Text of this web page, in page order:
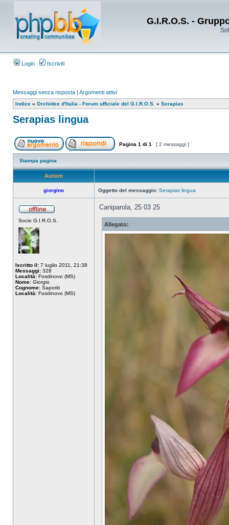
G.I.R.O.S. -
Login Iscriviti
Messaggi senza risposta | Argomenti attivi
Indice » Orchidee d'Italia - Forum ufficiale del G.I.R.O.S. » Serapias
Serapias lingua
Pagina 1 di 1 [ 2 messaggi ]
Stampa pagina
Autore
giorgino Oggetto del messaggio: Serapias lingua
Socio G.I.R.O.S.
Iscritto il: 7 luglio 2011, 21:38
Messaggi: 328
Località: Fosdinovo (MS)
Nome: Giorgio
Cognome: Saporiti
Località: Fosdinovo (MS)
Caniparola, 25 03 25
Allegato: